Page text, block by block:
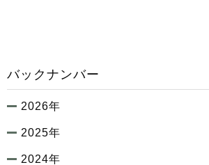
バックナンバー
2026年
2025年
2024年